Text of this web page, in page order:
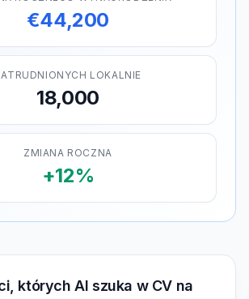
€44,200
LOKALNIE
18,000
ZMIANA ROCZNA
+12%
których AI szuka w CV na